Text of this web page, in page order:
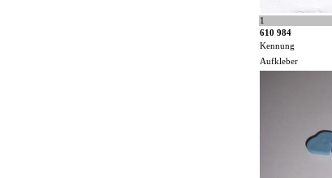
1
610 984
Kennung
Aufkleber